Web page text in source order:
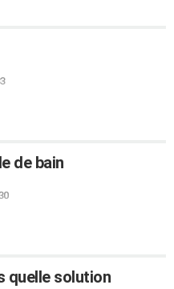
de bain
quelle solution